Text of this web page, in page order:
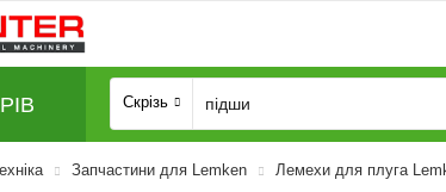
Скрізь
Запчастини для Lemken Лемехи для плуга